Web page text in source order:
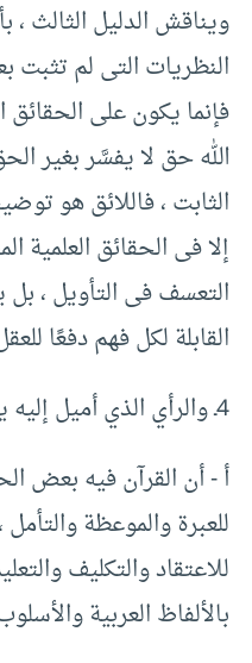
ويناقش الدليل الثالث ،
النظريات التى لم تثبت
فإنما يكون على الحقائق
الله حق لا يفسَّر بغير
الثابت ، فاللائق هو
إلا فى الحقائق العلمية
التعسف فى التأويل ،
القابلة لكل فهم دفعًا
أ -‏ أن القرآن فيه بعض
للعبرة والموعظة
للاعتقاد والتكليف
بالألفاظ العربية